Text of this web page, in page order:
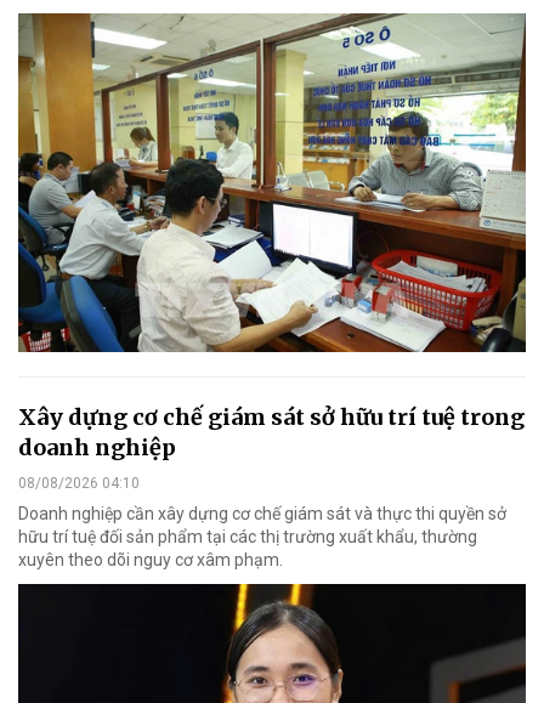
Xây dựng cơ chế giám sát sở hữu trí tuệ trong
doanh nghiệp
08/08/2026 04:10
Doanh nghiệp cần xây dựng cơ chế giám sát và thực thi quyền sở
hữu trí tuệ đối sản phẩm tại các thị trường xuất khẩu, thường
xuyên theo dõi nguy cơ xâm phạm.